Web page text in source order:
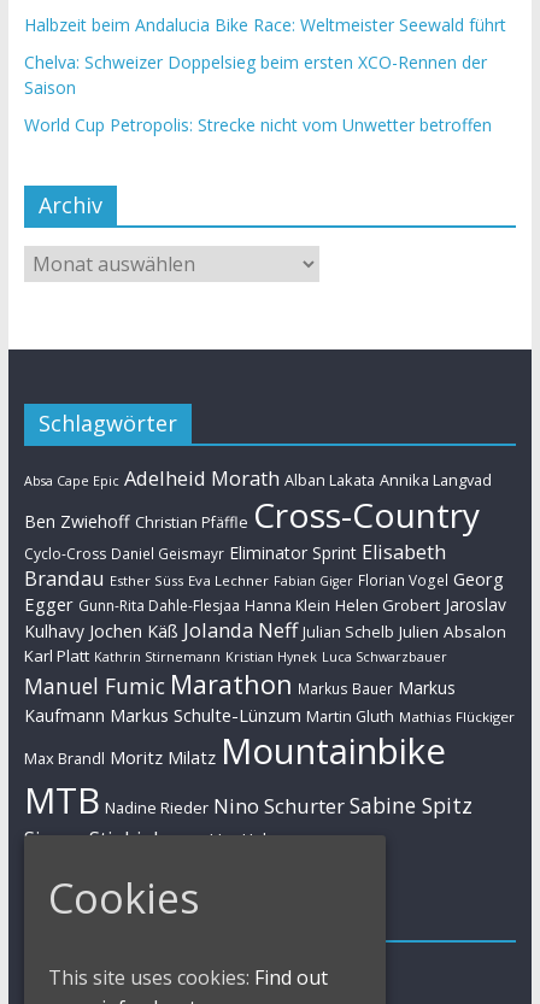
Halbzeit beim Andalucia Bike Race: Weltmeister Seewald führt
Chelva: Schweizer Doppelsieg beim ersten XCO-Rennen der
Saison
World Cup Petropolis: Strecke nicht vom Unwetter betroffen
Archiv
Schlagwörter
Absa Cape Epic Adelheid Morath Alban Lakata Annika Langvad
Ben Zwiehoff Christian Pfäffle Cross-Country
Cyclo-Cross Daniel Geismayr Eliminator Sprint Elisabeth
Brandau Esther Süss Eva Lechner Fabian Giger Florian Vogel Georg
Egger Gunn-Rita Dahle-Flesjaa Hanna Klein Helen Grobert Jaroslav
Kulhavy Jochen Käß Jolanda Neff Julian Schelb Julien Absalon
Karl Platt Kathrin Stirnemann Kristian Hynek Luca Schwarzbauer
Manuel Fumic Marathon Markus Bauer Markus
Kaufmann Markus Schulte-Lünzum Martin Gluth Mathias Flückiger
Max Brandl Moritz Milatz Mountainbike
MTB Nadine Rieder Nino SchurterSabine Spitz
Simon Stiebjahn UCI Urs Huber
Impressum
Impressum / Kontakt
Cookies
This site uses cookies: Find out